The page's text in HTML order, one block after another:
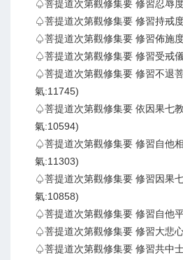
♤菩提道次第觀修集要 修習忍辱
♤菩提道次第觀修集要 修習持戒
♤菩提道次第觀修集要 修習佈施
♤菩提道次第觀修集要 修習受戒
♤菩提道次第觀修集要 修習不退
氣:11745)
♤菩提道次第觀修集要 依因果七
氣:10594)
♤菩提道次第觀修集要 修習自他
氣:11303)
♤菩提道次第觀修集要 修習因果
氣:10858)
♤菩提道次第觀修集要 修習自他
♤菩提道次第觀修集要 修習大悲
♤菩提道次第觀修集要 修習共中